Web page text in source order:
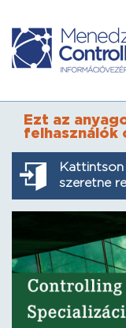
Ezt az
felhasználók
Kattintson
szeretne